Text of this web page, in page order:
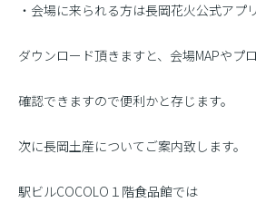
・会場に来られる方は長岡花火公式アプ
ダウンロード頂きますと、会場MAPやプ
確認できますので便利かと存じます。
次に長岡土産についてご案内致します。
駅ビルCOCOLO１階食品館では